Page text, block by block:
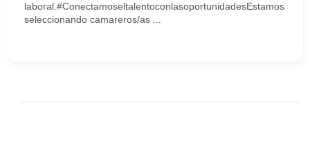
laboral.#ConectamoseltalentoconlasoportunidadesEstamos
seleccionando camareros/as ...